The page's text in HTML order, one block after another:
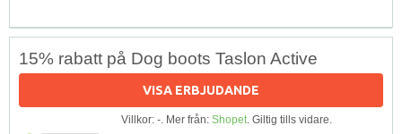
15% rabatt på Dog boots Taslon Active
VISA ERBJUDANDE
Villkor: -. Mer från: Shopet. Giltig tills vidare.